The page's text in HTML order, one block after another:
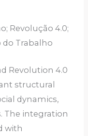
Revolução 4.0;
do Trabalho
Revolution 4.0
structural
dynamics,
The integration
with